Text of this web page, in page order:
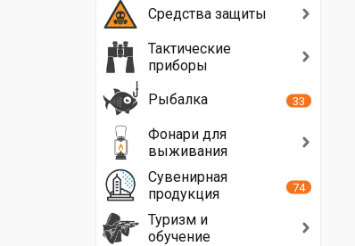
Средства защиты
Тактические
приборы
Рыбалка
33
Фонари для
выживания
Сувенирная
продукция
74
Туризм и
обучение